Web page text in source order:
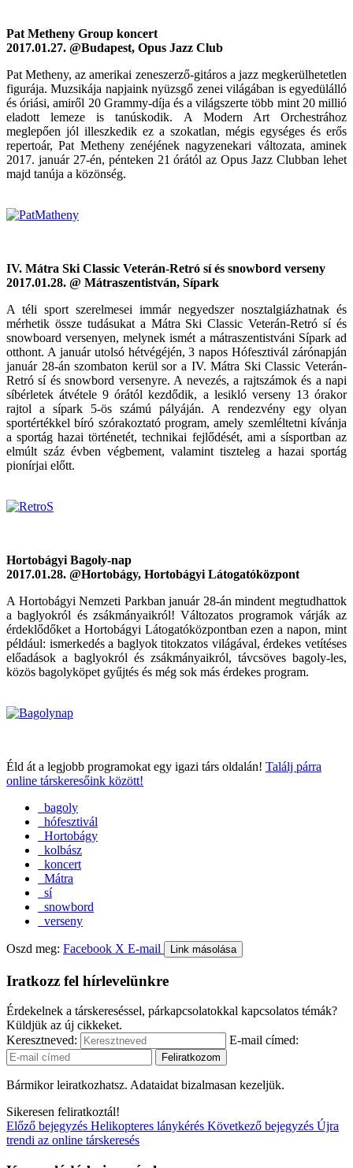
Pat Metheny Group koncert
2017.01.27. @Budapest, Opus Jazz Club
Pat Metheny, az amerikai zeneszerző-gitáros a jazz megkerülhetetlen
figurája. Muzsikája napjaink nyüzsgő zenei világában is egyedülálló
és óriási, amiről 20 Grammy-díja és a világszerte több mint 20 millió
eladott lemeze is tanúskodik. A Modern Art Orchestrához
meglepően jól illeszkedik ez a szokatlan, mégis egységes és erős
repertoár, Pat Metheny zenéjének nagyzenekari változata, aminek
2017. január 27-én, pénteken 21 órától az Opus Jazz Clubban lehet
majd tanúja a közönség.
IV. Mátra Ski Classic Veterán-Retró sí és snowbord verseny
2017.01.28. @ Mátraszentistván, Sípark
A téli sport szerelmesei immár negyedszer nosztalgiázhatnak és
mérhetik össze tudásukat a Mátra Ski Classic Veterán-Retró sí és
snowboard versenyen, melynek ismét a mátraszentistváni Sípark ad
otthont. A január utolsó hétvégéjén, 3 napos Hófesztivál zárónapján
január 28-án szombaton kerül sor a IV. Mátra Ski Classic Veterán-
Retró sí és snowbord versenyre. A nevezés, a rajtszámok és a napi
síbérletek átvétele 9 órától kezdődik, a lesikló verseny 13 órakor
rajtol a sípark 5-ös számú pályáján. A rendezvény egy olyan
sportértékkel bíró szórakoztató program, amely szemléltetni kívánja
a sportág hazai történetét, technikai fejlődését, ami a sísportban az
elmúlt száz évben végbement, valamint tiszteleg a hazai sportág
pionírjai előtt.
Hortobágyi Bagoly-nap
2017.01.28. @Hortobágy, Hortobágyi Látogatóközpont
A Hortobágyi Nemzeti Parkban január 28-án mindent megtudhattok
a baglyokról és zsákmányaikról! Változatos programok várják az
érdeklődőket a Hortobágyi Látogatóközpontban ezen a napon, mint
például: ismerkedés a baglyok titokzatos világával, érdekes vetítéses
előadások a baglyokról és zsákmányaikról, távcsöves bagoly-les,
közös bagolyköpet gyűjtés és még sok más érdekes program.
Éld át a legjobb programokat egy igazi társ oldalán! Találj párra
online társkeresőink között!
bagoly
hófesztivál
Hortobágy
kolbász
koncert
Mátra
sí
snowbord
verseny
Oszd meg: Facebook X E-mail Link másolása
Iratkozz fel hírlevelünkre
Érdekelnek a társkereséssel, párkapcsolatokkal kapcsolatos témák?
Küldjük az új cikkeket.
Keresztneved:
E-mail címed:
Bármikor leiratkozhatsz. Adataidat bizalmasan kezeljük.
Sikeresen feliratkoztál!
Előző bejegyzés Helikopteres lánykérés Következő bejegyzés Újra
trendi az online társkeresés